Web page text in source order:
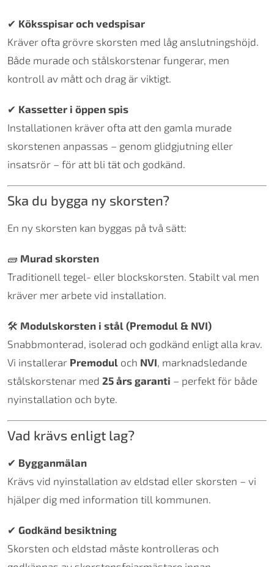
✔ Köksspisar och vedspisar
Kräver ofta grövre skorsten med låg anslutningshöjd.
Både murade och stålskorstenar fungerar, men
kontroll av mått och drag är viktigt.
✔ Kassetter i öppen spis
Installationen kräver ofta att den gamla murade
skorstenen anpassas – genom glidgjutning eller
insatsrör – för att bli tät och godkänd.
Ska du bygga ny skorsten?
En ny skorsten kan byggas på två sätt:
🧱 Murad skorsten
Traditionell tegel- eller blockskorsten. Stabilt val men
kräver mer arbete vid installation.
🛠 Modulskorsten i stål (Premodul & NVI)
Snabbmonterad, isolerad och godkänd enligt alla krav.
Vi installerar Premodul och NVI, marknadsledande
stålskorstenar med 25 års garanti – perfekt för både
nyinstallation och byte.
Vad krävs enligt lag?
✔ Bygganmälan
Krävs vid nyinstallation av eldstad eller skorsten – vi
hjälper dig med information till kommunen.
✔ Godkänd besiktning
Skorsten och eldstad måste kontrolleras och